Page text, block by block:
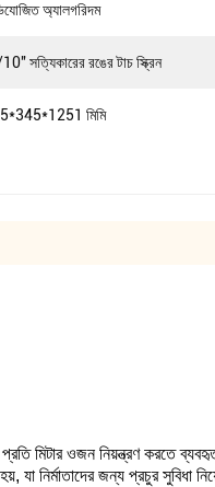
অ্যালগরিদম
সত্যিকারের রঙের টাচ স্ক্রিন
মিমি
মিটার ওজন নিয়ন্ত্রণ করতে
যা নির্মাতাদের জন্য প্রচুর সুবিধা